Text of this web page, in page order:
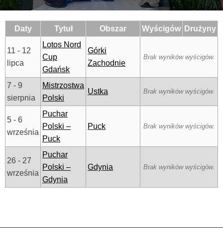
Daty Tytuł Obszar Wyścigów Drużyny
11 - 12
lipca
Lotos Nord
Cup
Gdańsk
Górki
Zachodnie
Brak wyników wyścigów.
7 - 9
sierpnia
Mistrzostwa
Polski
Ustka Brak wyników wyścigów.
5 - 6
września
Puchar
Polski –
Puck
Puck Brak wyników wyścigów.
26 - 27
września
Puchar
Polski –
Gdynia
Gdynia Brak wyników wyścigów.